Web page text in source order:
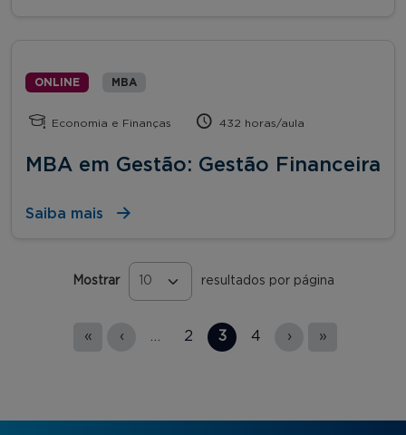
ONLINE MBA
Economia e Finanças 432 horas/aula
MBA em Gestão: Gestão Financeira
Saiba mais
Mostrar resultados por página
« ‹ 2 3 4 › »